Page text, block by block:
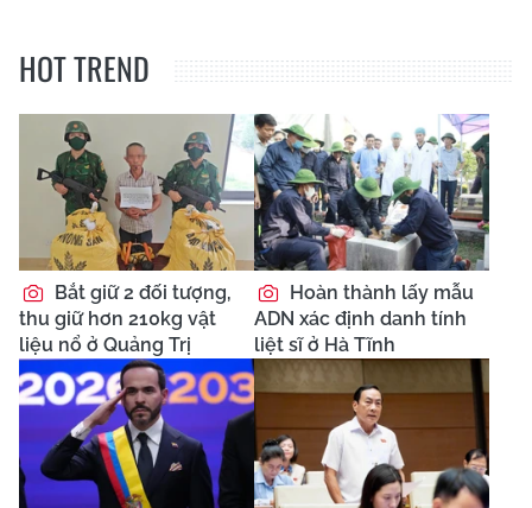
HOT TREND
Bắt giữ 2 đối tượng,
thu giữ hơn 210kg vật
liệu nổ ở Quảng Trị
Hoàn thành lấy mẫu
ADN xác định danh tính
liệt sĩ ở Hà Tĩnh